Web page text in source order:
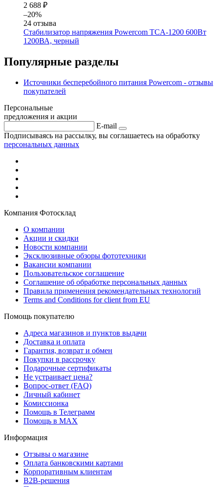
2 688 ₽
–20%
24 отзыва
Стабилизатор напряжения Powercom TCA-1200 600Вт
1200ВА, черный
Популярные разделы
Источники бесперебойного питания Powercom - отзывы
покупателей
Персональные
предложения и акции
E-mail
Подписываясь на рассылку, вы соглашаетесь на обработку
персональных данных
Компания Фотосклад
О компании
Акции и скидки
Новости компании
Эксклюзивные обзоры фототехники
Вакансии компании
Пользовательское соглашение
Соглашение об обработке персональных данных
Правила применения рекомендательных технологий
Terms and Conditions for client from EU
Помощь покупателю
Адреса магазинов и пунктов выдачи
Доставка и оплата
Гарантия, возврат и обмен
Покупки в рассрочку
Подарочные сертификаты
Не устраивает цена?
Вопрос-ответ (FAQ)
Личный кабинет
Комиссионка
Помощь в Телеграмм
Помощь в MAX
Информация
Отзывы о магазине
Оплата банковскими картами
Корпоративным клиентам
B2B-решения